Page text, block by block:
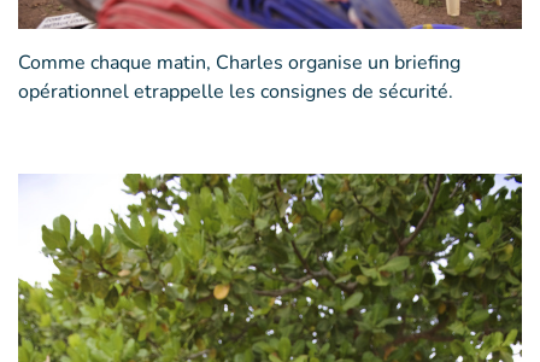
Comme chaque matin, Charles organise un briefing
opérationnel etrappelle les consignes de sécurité.